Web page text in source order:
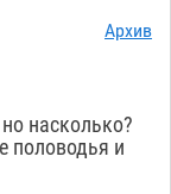
Архив
насколько?
половодья и